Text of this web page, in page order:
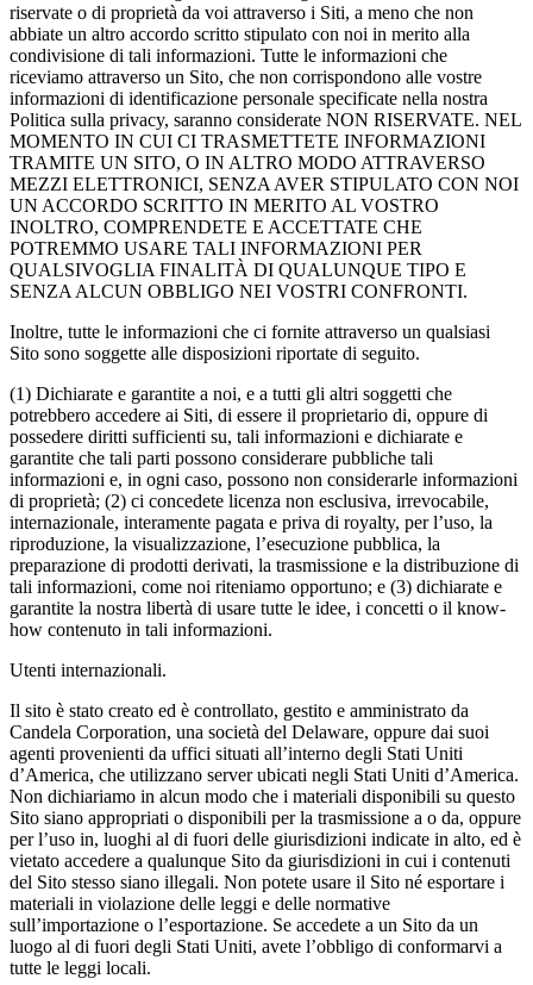
riservate o di proprietà da voi attraverso i Siti, a meno che non
abbiate un altro accordo scritto stipulato con noi in merito alla
condivisione di tali informazioni. Tutte le informazioni che
riceviamo attraverso un Sito, che non corrispondono alle vostre
informazioni di identificazione personale specificate nella nostra
Politica sulla privacy, saranno considerate NON RISERVATE. NEL
MOMENTO IN CUI CI TRASMETTETE INFORMAZIONI
TRAMITE UN SITO, O IN ALTRO MODO ATTRAVERSO
MEZZI ELETTRONICI, SENZA AVER STIPULATO CON NOI
UN ACCORDO SCRITTO IN MERITO AL VOSTRO
INOLTRO, COMPRENDETE E ACCETTATE CHE
POTREMMO USARE TALI INFORMAZIONI PER
QUALSIVOGLIA FINALITÀ DI QUALUNQUE TIPO E
SENZA ALCUN OBBLIGO NEI VOSTRI CONFRONTI.
Inoltre, tutte le informazioni che ci fornite attraverso un qualsiasi
Sito sono soggette alle disposizioni riportate di seguito.
(1) Dichiarate e garantite a noi, e a tutti gli altri soggetti che
potrebbero accedere ai Siti, di essere il proprietario di, oppure di
possedere diritti sufficienti su, tali informazioni e dichiarate e
garantite che tali parti possono considerare pubbliche tali
informazioni e, in ogni caso, possono non considerarle informazioni
di proprietà; (2) ci concedete licenza non esclusiva, irrevocabile,
internazionale, interamente pagata e priva di royalty, per l’uso, la
riproduzione, la visualizzazione, l’esecuzione pubblica, la
preparazione di prodotti derivati, la trasmissione e la distribuzione di
tali informazioni, come noi riteniamo opportuno; e (3) dichiarate e
garantite la nostra libertà di usare tutte le idee, i concetti o il know-
how contenuto in tali informazioni.
Utenti internazionali.
Il sito è stato creato ed è controllato, gestito e amministrato da
Candela Corporation, una società del Delaware, oppure dai suoi
agenti provenienti da uffici situati all’interno degli Stati Uniti
d’America, che utilizzano server ubicati negli Stati Uniti d’America.
Non dichiariamo in alcun modo che i materiali disponibili su questo
Sito siano appropriati o disponibili per la trasmissione a o da, oppure
per l’uso in, luoghi al di fuori delle giurisdizioni indicate in alto, ed è
vietato accedere a qualunque Sito da giurisdizioni in cui i contenuti
del Sito stesso siano illegali. Non potete usare il Sito né esportare i
materiali in violazione delle leggi e delle normative
sull’importazione o l’esportazione. Se accedete a un Sito da un
luogo al di fuori degli Stati Uniti, avete l’obbligo di conformarvi a
tutte le leggi locali.